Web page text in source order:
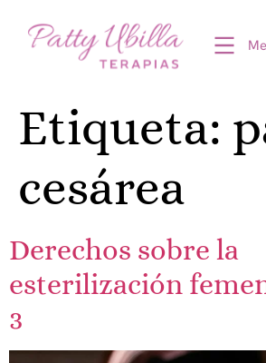
Etiqueta:
cesárea
Derechos sobre la
esterilización
3